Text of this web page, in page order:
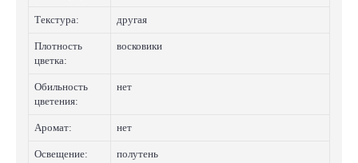
Текстура: другая
Плотность
цветка:
восковики
Обильность
цветения:
нет
Аромат: нет
Освещение: полутень